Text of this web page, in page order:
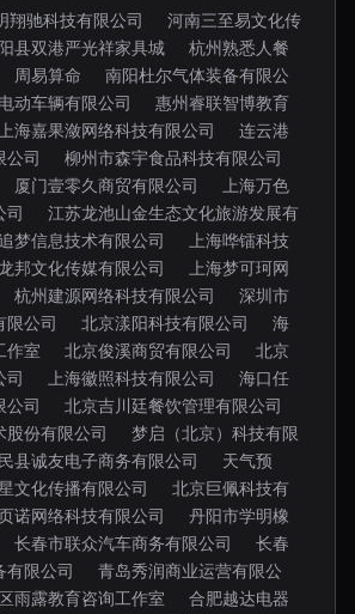
翔驰科技有限公司
河南三至易文化传
县双港严光祥家具城
杭州熟悉人餐
周易算命
南阳杜尔气体装备有限公
动车辆有限公司
惠州睿联智博教育
上海嘉果潋网络科技有限公司
连云港
公司
柳州市森宇食品科技有限公司
厦门壹零久商贸有限公司
上海万色
司
江苏龙池山金生态文化旅游发展有
梦信息技术有限公司
上海哗镭科技
邦文化传媒有限公司
上海梦可珂网
杭州建源网络科技有限公司
深圳市
限公司
北京漾阳科技有限公司
海
作室
北京俊溪商贸有限公司
北京
司
上海徽照科技有限公司
海口任
公司
北京吉川廷餐饮管理有限公司
股份有限公司
梦启（北京）科技有限
县诚友电子商务有限公司
天气预
文化传播有限公司
北京巨佩科技有
诺网络科技有限公司
丹阳市学明橡
长春市联众汽车商务有限公司
长春
有限公司
青岛秀润商业运营有限公
雨露教育咨询工作室
合肥越达电器